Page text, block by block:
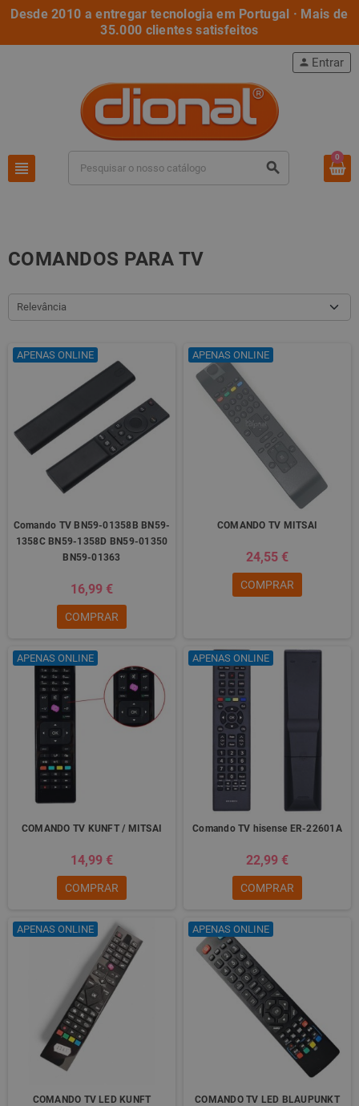
Desde 2010 a entregar tecnologia em Portugal · Mais de
35.000 clientes satisfeitos
view_headline search
person Entrar
0
COMANDOS PARA TV
Relevância
APENAS ONLINE
Comando TV BN59-01358B BN59-
1358C BN59-1358D BN59-01350
BN59-01363
16,99 €
COMPRAR
APENAS ONLINE
COMANDO TV MITSAI
24,55 €
COMPRAR
APENAS ONLINE
COMANDO TV KUNFT / MITSAI
14,99 €
COMPRAR
APENAS ONLINE
Comando TV hisense ER-22601A
22,99 €
COMPRAR
APENAS ONLINE
COMANDO TV LED KUNFT
APENAS ONLINE
COMANDO TV LED BLAUPUNKT